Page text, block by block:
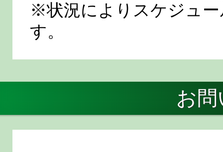
※状況によりスケジュ
す。
お